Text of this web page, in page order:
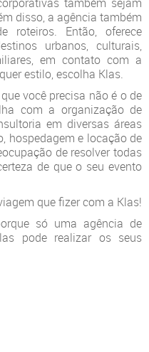
disso, a agência também
roteiros. Então, oferece
urbanos, culturais,
em contato com a
estilo, escolha Klas.
você precisa não é o de
com a organização de
em diversas áreas
hospedagem e locação de
de resolver todas
de que o seu evento
que fizer com a Klas!
só uma agência de
pode realizar os seus